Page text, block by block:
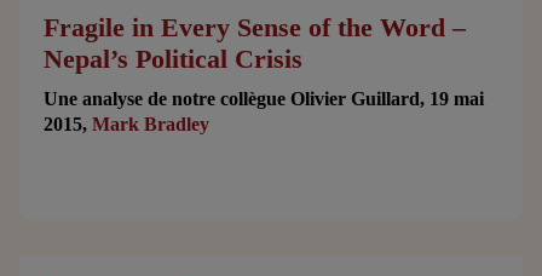
Fragile in Every Sense of the Word –
Nepal’s Political Crisis
Une analyse de notre collègue Olivier Guillard, 19 mai
2015,Mark Bradley